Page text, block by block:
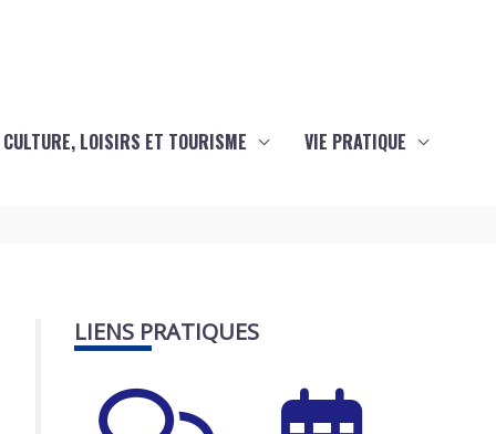
CULTURE, LOISIRS ET TOURISME VIE PRATIQUE
LIENS PRATIQUES